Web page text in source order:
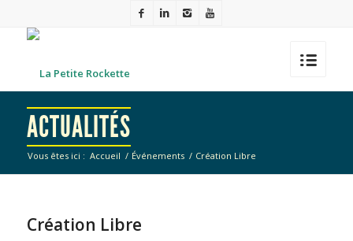
ACTUALITÉS
Vous êtes ici : Accueil / Événements / Création Libre
Création Libre